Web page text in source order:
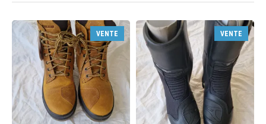
VENTE VENTE